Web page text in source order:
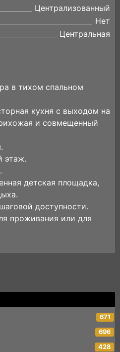
671
696
428
Централизованный
Нет
Центральная
в тихом спальном
кухня с выходом на
и совмещенный
этаж.
детская площадка,
доступности.
проживания или для